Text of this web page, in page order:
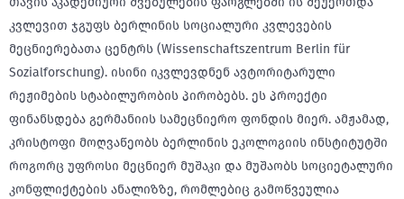
კვლევით ჯგუფს ბერლინის სოციალური კვლევების
მეცნიერებათა ცენტრს (Wissenschaftszentrum Berlin für
Sozialforschung). ისინი იკვლევდნენ ავტორიტარული
რეჟიმების სტაბილურობის პირობებს. ეს პროექტი
ფინანსდება გერმანიის სამეცნიერო ფონდის მიერ. ამჟამად,
კრისტოფი მოღვაწეობს ბერლინის ეკოლოგიის ინსტიტუტში
როგორც უფროსი მეცნიერ მუშაკი და მუშაობს სოციეტალური
კონფლიქტების ანალიზზე, რომლებიც გამოწვეულია